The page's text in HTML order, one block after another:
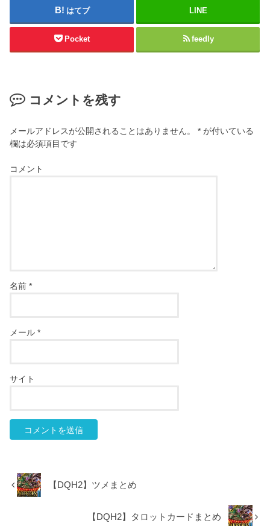
はてブ LINE
Pocket feedly
コメントを残す
メールアドレスが公開されることはありません。 * が付いている
欄は必須項目です
コメント
名前*
メール*
サイト
【DQH2】ツメまとめ
【DQH2】タロットカードまとめ